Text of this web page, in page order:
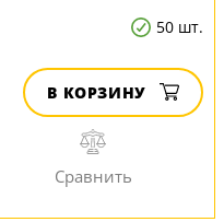
50 шт.
В КОРЗИНУ